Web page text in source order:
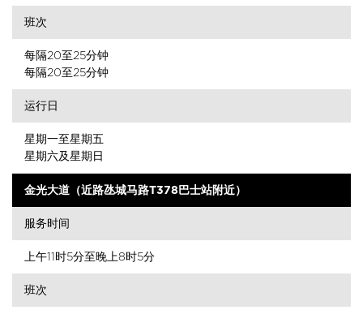
班次
每隔20至25分钟
每隔20至25分钟
运行日
星期一至星期五
星期六及星期日
金光大道（近路氹城马路T378巴士站附近）
服务时间
上午11时5分至晚上8时5分
班次